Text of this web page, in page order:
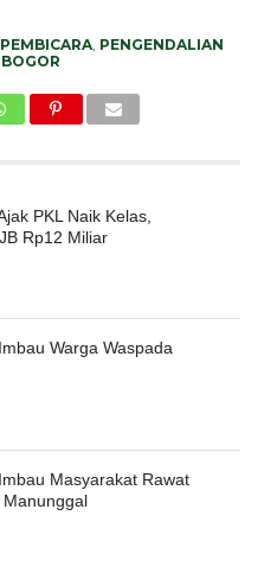
PEMBICARA, PENGENDALIAN
PKL Naik Kelas,
Rp12 Miliar
Warga Waspada
Masyarakat Rawat